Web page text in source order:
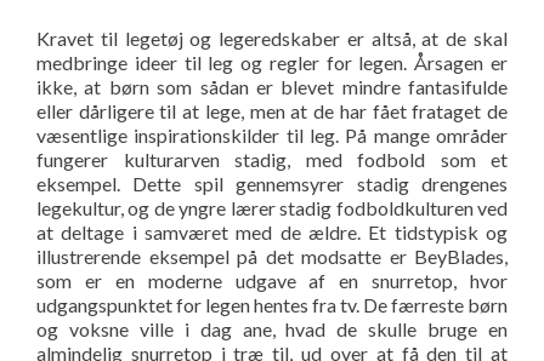
Kravet til legetøj og legeredskaber er altså, at de skal
medbringe ideer til leg og regler for legen. Årsagen er
ikke, at børn som sådan er blevet mindre fantasifulde
eller dårligere til at lege, men at de har fået frataget de
væsentlige inspirationskilder til leg. På mange områder
fungerer kulturarven stadig, med fodbold som et
eksempel. Dette spil gennemsyrer stadig drengenes
legekultur, og de yngre lærer stadig fodboldkulturen ved
at deltage i samværet med de ældre. Et tidstypisk og
illustrerende eksempel på det modsatte er BeyBlades,
som er en moderne udgave af en snurretop, hvor
udgangspunktet for legen hentes fra tv. De færreste børn
og voksne ville i dag ane, hvad de skulle bruge en
almindelig snurretop i træ til, ud over at få den til at